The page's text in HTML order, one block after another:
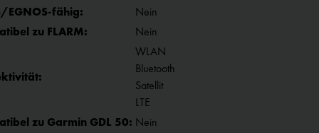
EGNOS-fähig:
Nein
zu FLARM:
Nein
WLAN
Bluetooth
Satellit
LTE
zu Garmin GDL 50: Nein